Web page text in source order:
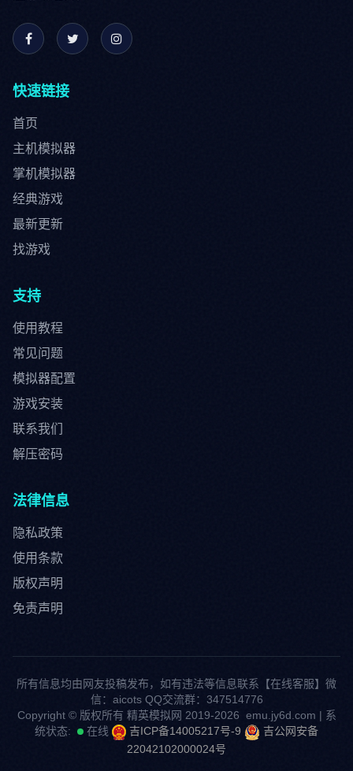
快速链接
首页
主机模拟器
掌机模拟器
经典游戏
最新更新
找游戏
支持
使用教程
常见问题
模拟器配置
游戏安装
联系我们
解压密码
法律信息
隐私政策
使用条款
版权声明
免责声明
所有信息均由网友投稿发布，如有违法等信息联系【在线客服】微
信：aicots QQ交流群：347514776
Copyright © 版权所有 精英模拟网 2019-2026 emu.jy6d.com | 系
统状态:
在线 吉ICP备14005217号-9
吉公网安备
22042102000024号